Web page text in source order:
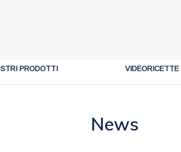
PRODOTTI VIDEORICETTE
News